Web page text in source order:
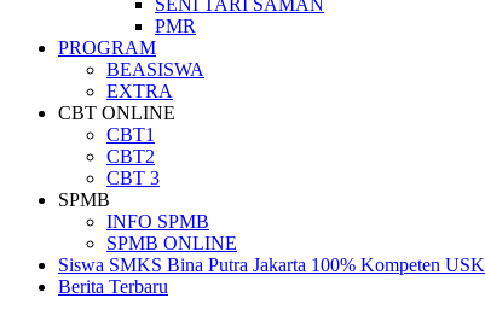
PMR
PROGRAM
BEASISWA
EXTRA
CBT ONLINE
CBT1
CBT2
CBT 3
SPMB
INFO SPMB
SPMB ONLINE
Siswa SMKS Bina Putra Jakarta 100% Kompeten USK
Berita Terbaru